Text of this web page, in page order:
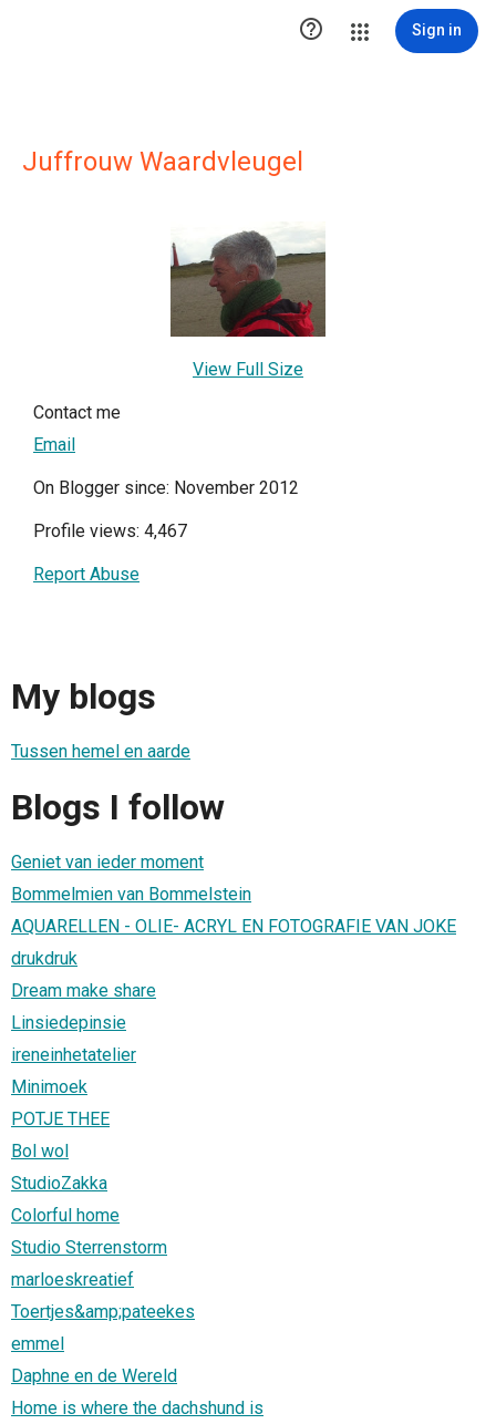
 Sign in
Juffrouw Waardvleugel
View Full Size
Contact me
Email
On Blogger since: November 2012
Profile views: 4,467
Report Abuse
My blogs
Tussen hemel en aarde
Blogs I follow
Geniet van ieder moment
Bommelmien van Bommelstein
AQUARELLEN - OLIE- ACRYL EN FOTOGRAFIE VAN JOKE
drukdruk
Dream make share
Linsiedepinsie
ireneinhetatelier
Minimoek
POTJE THEE
Bol wol
StudioZakka
Colorful home
Studio Sterrenstorm
marloeskreatief
Toertjes&amp;pateekes
emmel
Daphne en de Wereld
Home is where the dachshund is